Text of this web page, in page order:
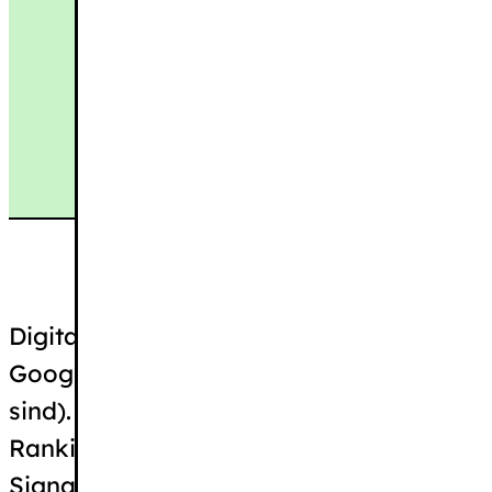
Digitale Barrierefreiheit ist kein
Google-Algorithmus (wie Ladezeit oder
sind). Allerdings hat sie massive
Ranking verbessern können. Google
Signale, die durch barrierefreie Websites